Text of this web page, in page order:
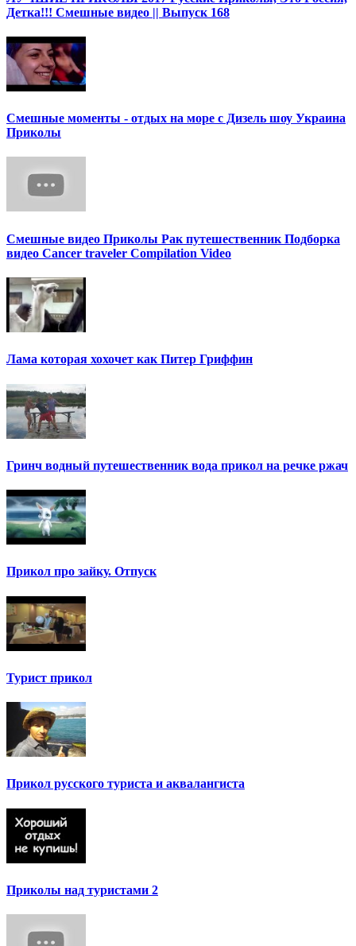
Детка!!! Смешные видео || Выпуск 168
Смешные моменты - отдых на море с Дизель шоу Украина
Приколы
Смешные видео Приколы Рак путешественник Подборка
видео Cancer traveler Compilation Video
Лама которая хохочет как Питер Гриффин
Гринч водный путешественник вода прикол на речке ржач
Прикол про зайку. Отпуск
Турист прикол
Прикол русского туриста и аквалангиста
Приколы над туристами 2